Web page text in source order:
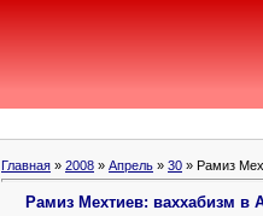
Главная » 2008 » Апрель » 30 » Рамиз
Рамиз Мехтиев: ваххабизм в